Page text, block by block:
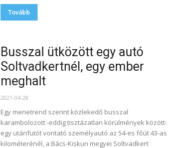
Tovább
Busszal ütközött egy autó
Soltvadkertnél, egy ember
meghalt
2021-04-28
Egy menetrend szerint közlekedő busszal
karambolozott -eddig tisztázatlan körülmények között-
egy utánfutót vontató személyautó az 54-es főút 43-as
kilométerénél, a Bács-Kiskun megyei Soltvadkert